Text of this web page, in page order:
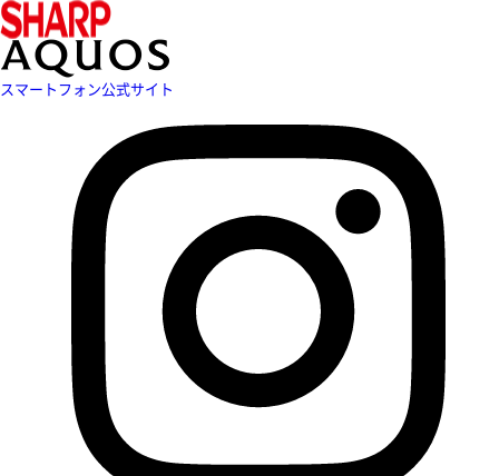
スマートフォン公式サイト